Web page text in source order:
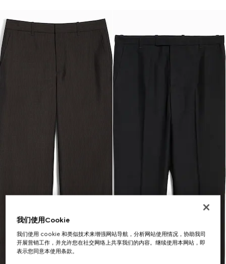
我们使用Cookie
我们使用 cookie 和类似技术来增强网站导航，分析网站使用情况，协助我司
开展营销工作，并允许您在社交网络上共享我们的内容。继续使用本网站，即
表示您同意本使用条款。